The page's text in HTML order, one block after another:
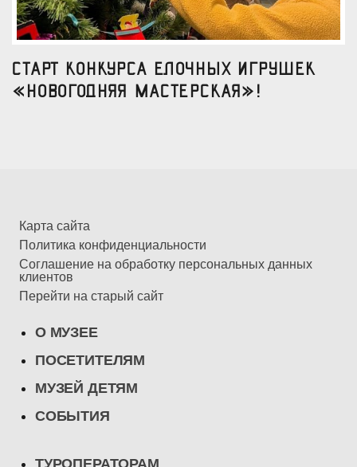
Старт конкурса елочных игрушек
«Новогодняя мастерская»!
Карта сайта
Политика конфиденциальности
Соглашение на обработку персональных данных
клиентов
Перейти на старый сайт
О МУЗЕЕ
ПОСЕТИТЕЛЯМ
МУЗЕЙ ДЕТЯМ
СОБЫТИЯ
ТУРОПЕРАТОРАМ